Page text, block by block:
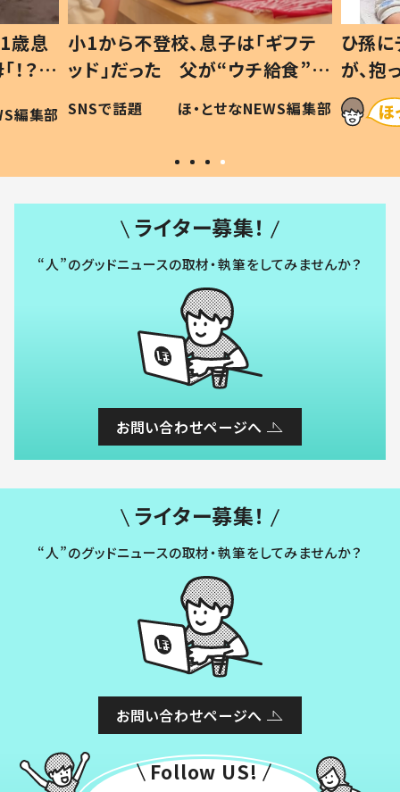
歳息
？」
編集部
小1から不登校、息子は「ギフテ
ッド」だった 父が“ウチ給食”を
作り続ける理由とは #令和の親
#令和の子
SNSで話題 ほ・とせなNEWS編集部
ひ孫
が、
「涙が
い」
ライター募集！
“人”のグッドニュースの取材・執筆をしてみませんか？
お問い合わせページへ
ライター募集！
“人”のグッドニュースの取材・執筆をしてみませんか？
お問い合わせページへ
Follow US!